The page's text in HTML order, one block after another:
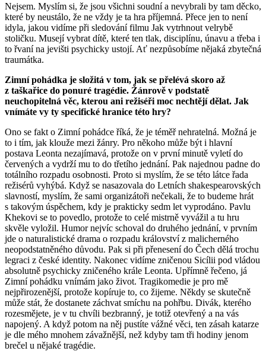
Nejsem. Myslím si, že jsou všichni soudní a nevybrali by tam děcko,
které by neustálo, že ne vždy je ta hra příjemná. Přece jen to není
idyla, jakou vidíme při sledování filmu Jak vytrhnout velrybě
stoličku. Musejí vybrat dítě, které ten tlak, disciplínu, únavu a třeba i
to řvaní na jevišti psychicky ustojí. Ať nezpůsobíme nějaká zbytečná
traumátka.
Zimní pohádka je složitá v tom, jak se přelévá skoro až
z taškařice do ponuré tragédie. Žánrově v podstatě
neuchopitelná věc, kterou ani režiséři moc nechtějí dělat. Jak
vnímáte vy ty specifické hranice této hry?
Ono se fakt o Zimní pohádce říká, že je téměř nehratelná. Možná je
to i tím, jak klouže mezi žánry. Pro někoho může být i hlavní
postava Leonta nezajímavá, protože on v první minutě vyletí do
červených a vydrží mu to do třetího jednání. Pak najednou padne do
totálního rozpadu osobnosti. Proto si myslím, že se této látce řada
režisérů vyhýbá. Když se nasazovala do Letních shakespearovských
slavností, myslím, že sami organizátoři nečekali, že to budeme hrát
s takovým úspěchem, kdy je prakticky sedm let vyprodáno. Pavlu
Khekovi se to povedlo, protože to celé mistrně vyvážil a tu hru
skvěle vyložil. Humor nejvíc schoval do druhého jednání, v prvním
jde o naturalistické drama o rozpadu království z malicherného
neopodstatněného důvodu. Pak si při přenesení do Čech dělá trochu
legraci z české identity. Nakonec vidíme zničenou Sicílii pod vládou
absolutně psychicky zničeného krále Leonta. Upřímně řečeno, já
Zimní pohádku vnímám jako život. Tragikomedie je pro mě
nejpřirozenější, protože kopíruje to, co žijeme. Někdy se skutečně
může stát, že dostanete záchvat smíchu na pohřbu. Divák, kterého
rozesmějete, je v tu chvíli bezbranný, je totiž otevřený a na vás
napojený. A když potom na něj pustíte vážné věci, ten zásah katarze
je dle mého mnohem závažnější, než kdyby tam tři hodiny jenom
brečel u nějaké tragédie.